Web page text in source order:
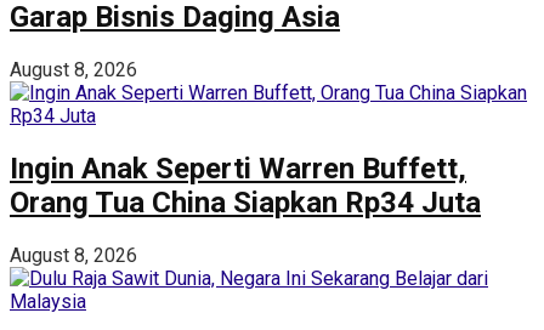
Garap Bisnis Daging Asia
August 8, 2026
Ingin Anak Seperti Warren Buffett,
Orang Tua China Siapkan Rp34 Juta
August 8, 2026